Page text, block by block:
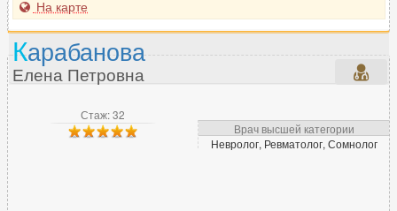
На карте
Стаж: 32
Врач высшей категории
Невролог, Ревматолог, Сомнолог
Карабанова
Елена Петровна